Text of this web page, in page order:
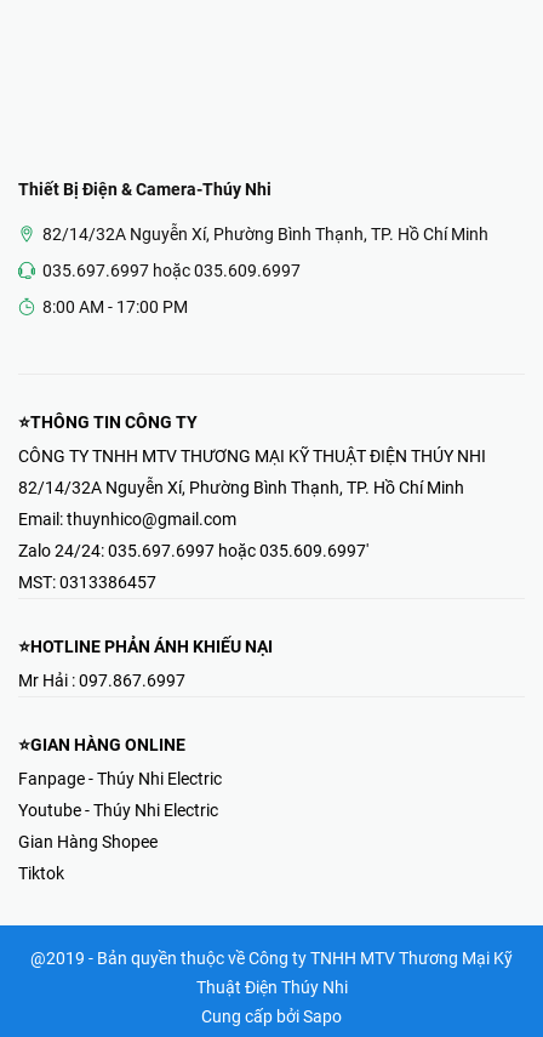
Thiết Bị Điện & Camera-Thúy Nhi
82/14/32A Nguyễn Xí, Phường Bình Thạnh, TP. Hồ Chí Minh
035.697.6997 hoặc 035.609.6997
8:00 AM - 17:00 PM
⭐THÔNG TIN CÔNG TY
CÔNG TY TNHH MTV THƯƠNG MẠI KỸ THUẬT ĐIỆN THÚY NHI
82/14/32A Nguyễn Xí, Phường Bình Thạnh, TP. Hồ Chí Minh
Email:thuynhico@gmail.com
Zalo 24/24:035.697.6997 hoặc 035.609.6997'
MST:0313386457
⭐HOTLINE PHẢN ÁNH KHIẾU NẠI
Mr Hải : 097.867.6997
⭐GIAN HÀNG ONLINE
Fanpage - Thúy Nhi Electric
Youtube - Thúy Nhi Electric
Gian Hàng Shopee
Tiktok
@2019 - Bản quyền thuộc về Công ty TNHH MTV Thương Mại Kỹ
Thuật Điện Thúy Nhi
Cung cấp bởiSapo